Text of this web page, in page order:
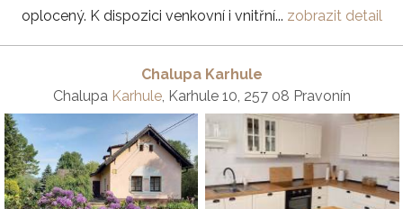
oplocený. K dispozici venkovní i vnitřní... zobrazit detail
Chalupa Karhule
Chalupa Karhule, Karhule 10, 257 08 Pravonín